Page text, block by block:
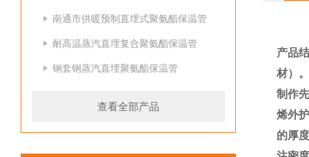
南通市供暖预制直埋式聚氨酯保温管
耐高温蒸汽直埋复合聚氨酯保温管
钢套钢蒸汽直埋聚氨酯保温管
查看全部产品
产品
材）
制作
烯外
的厚